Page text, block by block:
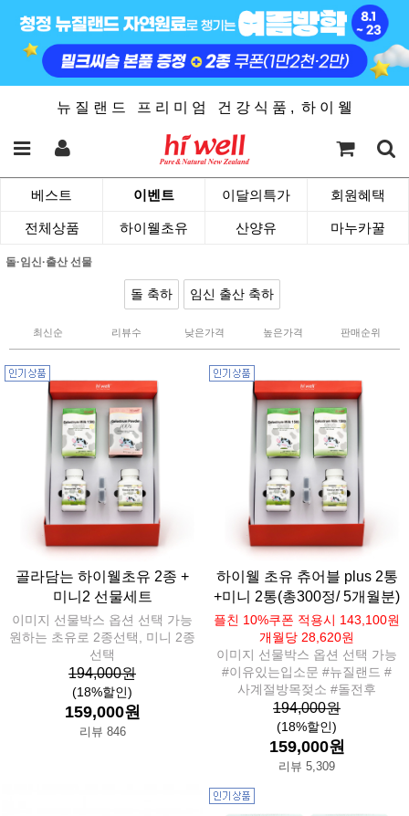
뉴 질 랜 드 프 리 미 엄 건 강 식 품 , 하 이 웰
베스트 이벤트 이달의특가 회원혜택
전체상품 하이웰초유 산양유 마누카꿀
돌·임신·출산 선물
돌 축하 임신 출산 축하
최신순 리뷰수 낮은가격 높은가격 판매순위
골라담는 하이웰초유 2종 +
미니2 선물세트
이미지 선물박스 옵션 선택 가능
원하는 초유로 2종선택, 미니 2종
선택
194,000원
(18%할인)
159,000원
리뷰 846
하이웰 초유 츄어블 plus 2통
+미니 2통(총300정/ 5개월분)
플친 10%쿠폰 적용시 143,100원
개월당 28,620원
이미지 선물박스 옵션 선택 가능
#이유있는입소문 #뉴질랜드 #
사계절방목젖소 #돌전후
194,000원
(18%할인)
159,000원
리뷰 5,309